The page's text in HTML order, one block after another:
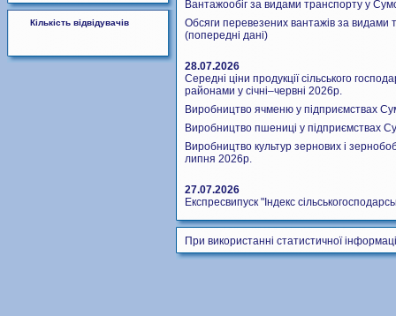
Кількість відвідувачів
Вантажообіг за видами транспорту у
Обсяги перевезених вантажів за видами
(попередні дані)
28.07.2026
Середні ціни продукції сільського
районами у січні–червні 2026р.
Виробництво ячменю у підприємствах
Виробництво пшениці у підприємствах
Виробництво культур зернових і
липня 2026р.
27.07.2026
Експресвипуск "Індекс
При використанні статистичної